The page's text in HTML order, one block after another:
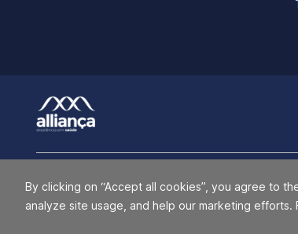
By clicking on “Accept all cookies”, you agree to
analyze site usage, and help our marketing efforts.
O Grupo Alliança e Alliança Saúde não utilizam a
indiretamente, com o Grupo RedeD’Or São Luiz S.A.,